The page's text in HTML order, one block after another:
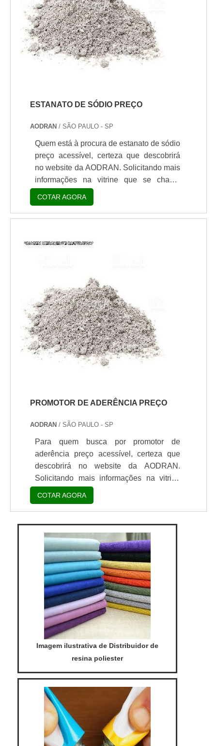
ESTANATO DE SÓDIO PREÇO
AODRAN/ SÃO PAULO - SP
Quem está à procura de estanato de sódio
preço acessível, certeza que descobrirá
no website da AODRAN. Solicitando mais
informações na vitrine que se chama
Soluções Industriais e conhecendo a líder
do segmento.É importante lembrar que o
produto deve sempre ser adquirido com
Esse tipo de cuidado ajuda a garantir a
COTAR AGORA
PROMOTOR DE ADERÊNCIA PREÇO
AODRAN/ SÃO PAULO - SP
Para quem busca por promotor de
aderência preço acessível, certeza que
descobrirá no website da AODRAN.
Solicitando mais informações na vitrine
que se chama Soluções Industriais e
conhecendo a líder do segmento. Quando
a temática é promotor de aderência preço,
com os profissionais da AODRAN irá
encontrar excelente custo-benefício com
pagamento acessível.UM POUCO MAIS
SOBRE PROMOTOR DE ADERÊNCIA
PREÇOHá muitas maneiras eficientes de
demo...
COTAR AGORA
Imagem ilustrativa de Distribuidor de
resina poliester